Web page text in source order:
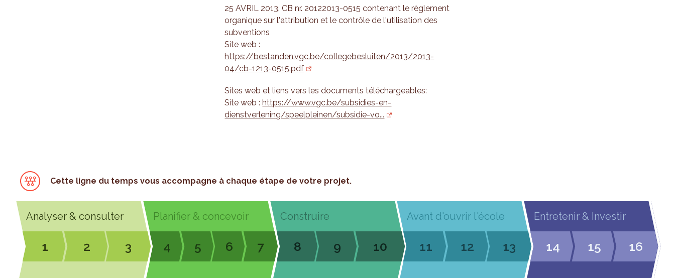
25 AVRIL 2013. CB nr. 20122013-0515 contenant le règlement
organique sur l'attribution et le contrôle de l'utilisation des
subventions
Site web :
https://bestanden.vgc.be/collegebesluiten/2013/2013-
04/cb-1213-0515.pdf
Sites web et liens vers les documents téléchargeables:
Site web :https://www.vgc.be/subsidies-en-
dienstverlening/speelpleinen/subsidie-vo...
Cette ligne du temps vous accompagne à chaque étape de votre projet.
Analyser & consulter
1 2 3
Planifier & concevoir
4 5 6 7
Construire
8 9 10
Avant d'ouvrir l'école
11 12 13
Entretenir & Investir
14 15 16